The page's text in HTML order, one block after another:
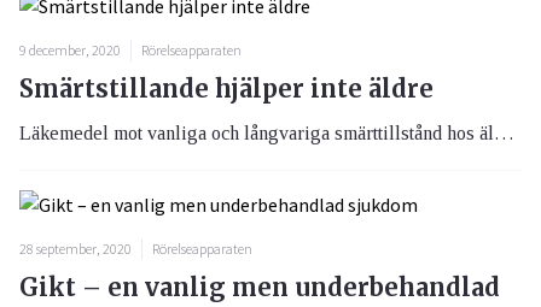
9 december, 2020 Rörelseapparaten
Smärtstillande hjälper inte äldre
Läkemedel mot vanliga och långvariga smärttillstånd hos äldre har en mycket liten effekt på gruppnivå, visar en färsk rapport från SBU. Men det betyder inte att vården ska sluta att ge smärtstillande till äldre.
28 september, 2020 Rörelseapparaten
Gikt – en vanlig men underbehandlad